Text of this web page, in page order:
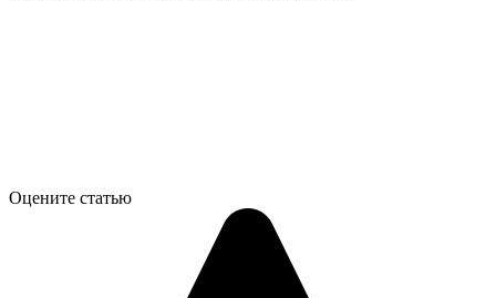
Оцените статью